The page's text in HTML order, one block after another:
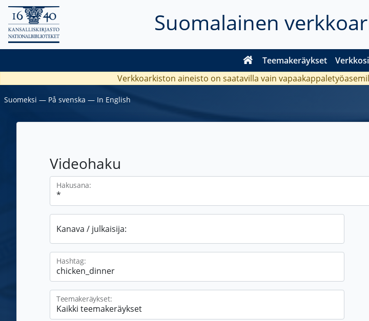
Suomalainen
Teemakeräykset
Verkkoarkiston aineisto on saatavilla vain
Suomeksi ― På svenska ― In English
Videohaku
Hakusana:
Kanava / julkaisija:
Hashtag:
Teemakeräykset: